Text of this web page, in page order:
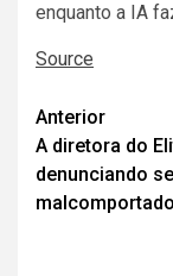
enquanto a IA
Source
de
artigos
Anterior
A diretora do
denunciando